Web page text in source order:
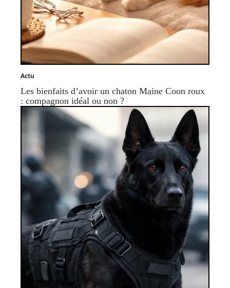
Actu
Les bienfaits d’avoir un chaton Maine Coon roux
: compagnon idéal ou non ?